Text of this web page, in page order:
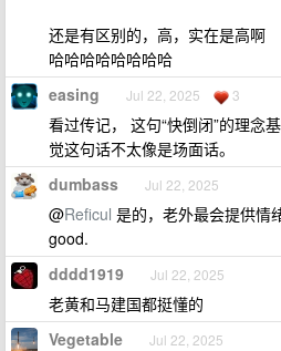
还是有区别的，高，实在是高啊
哈哈哈哈哈哈哈哈
easing Jul 22, 2025 3
看过传记， 这句“快倒闭”的理念
觉这句话不太像是场面话。
dumbass Jul 22, 2025
@Reficul 是的，老外最会提供情
good.
dddd1919 Jul 22, 2025
老黄和马建国都挺懂的
Vegetable Jul 22, 2025